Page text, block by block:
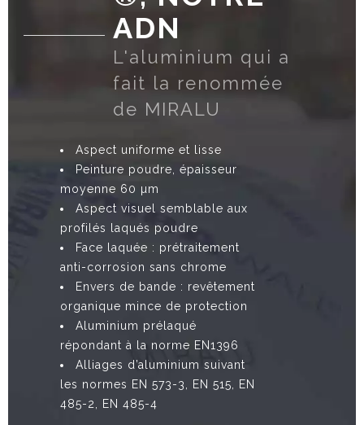
ADN
L'aluminium qui a
fait la renommée
de MIRALU
Aspect uniforme et lisse
Peinture poudre, épaisseur
moyenne 60 µm
Aspect visuel semblable aux
profilés laqués poudre
Face laquée : prétraitement
anti-corrosion sans chrome
Envers de bande : revêtement
organique mince de protection
Aluminium prélaqué
répondant à la norme EN1396
Alliages d’aluminium suivant
les normes EN 573-3, EN 515, EN
485-2, EN 485-4